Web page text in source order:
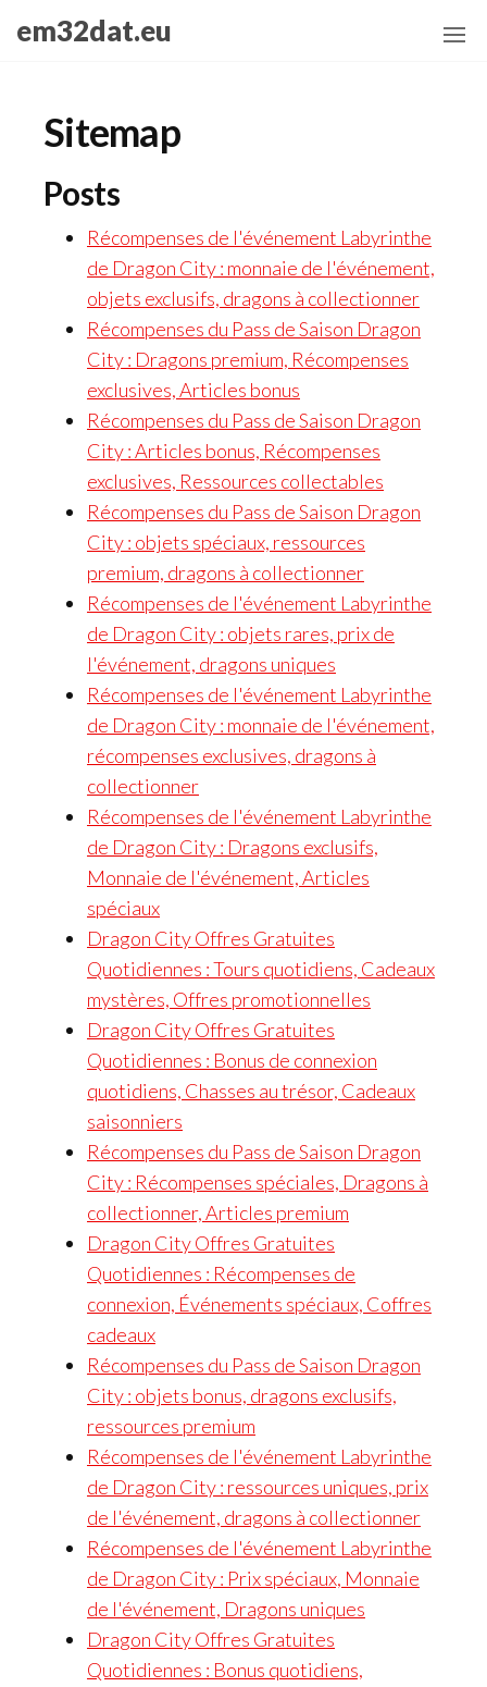
em32dat.eu
Sitemap
Posts
Récompenses de l'événement Labyrinthe
de Dragon City : monnaie de l'événement,
objets exclusifs, dragons à collectionner
Récompenses du Pass de Saison Dragon
City : Dragons premium, Récompenses
exclusives, Articles bonus
Récompenses du Pass de Saison Dragon
City : Articles bonus, Récompenses
exclusives, Ressources collectables
Récompenses du Pass de Saison Dragon
City : objets spéciaux, ressources
premium, dragons à collectionner
Récompenses de l'événement Labyrinthe
de Dragon City : objets rares, prix de
l'événement, dragons uniques
Récompenses de l'événement Labyrinthe
de Dragon City : monnaie de l'événement,
récompenses exclusives, dragons à
collectionner
Récompenses de l'événement Labyrinthe
de Dragon City : Dragons exclusifs,
Monnaie de l'événement, Articles
spéciaux
Dragon City Offres Gratuites
Quotidiennes : Tours quotidiens, Cadeaux
mystères, Offres promotionnelles
Dragon City Offres Gratuites
Quotidiennes : Bonus de connexion
quotidiens, Chasses au trésor, Cadeaux
saisonniers
Récompenses du Pass de Saison Dragon
City : Récompenses spéciales, Dragons à
collectionner, Articles premium
Dragon City Offres Gratuites
Quotidiennes : Récompenses de
connexion, Événements spéciaux, Coffres
cadeaux
Récompenses du Pass de Saison Dragon
City : objets bonus, dragons exclusifs,
ressources premium
Récompenses de l'événement Labyrinthe
de Dragon City : ressources uniques, prix
de l'événement, dragons à collectionner
Récompenses de l'événement Labyrinthe
de Dragon City : Prix spéciaux, Monnaie
de l'événement, Dragons uniques
Dragon City Offres Gratuites
Quotidiennes : Bonus quotidiens,